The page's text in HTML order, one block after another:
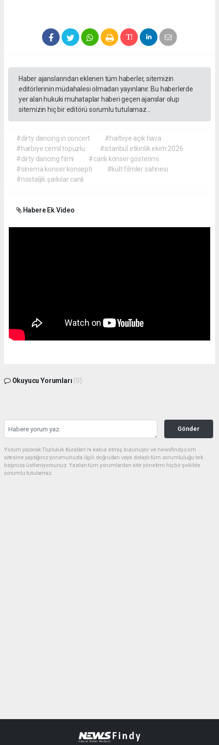
Haber ajanslarından eklenen tüm haberler, sitemizin
editörlerinin müdahalesi olmadan yayınlanır. Bu haberlerde
yer alan hukuki muhataplar haberi geçen ajanslar olup
sitemizin hiç bir editörü sorumlu tutulamaz...
#dirty dancing in concert
#harbiye açık hava
#harbiye cemil topuzlu
#istanbul etkinlik ekim 2026
#dirty dancing filmi
#canlı konser gösterimi
#sinema konser konsepti
#kült filmler sahnesi
#nostaljik şarkılar canlı
Habere Ek Video
Okuyucu Yorumları (0)
Gönder
Yorum yazarak Topluluk Kuralları’nı kabul etmiş bulunuyor ve newsfindy.com
sitesine yaptığınız yorumunuzla ilgili doğrudan veya dolaylı tüm sorumluluğu tek
başınıza üstleniyorsunuz. Yazılan tüm yorumlardan site yönetimi hiçbir şekilde
sorumlu tutulamaz.